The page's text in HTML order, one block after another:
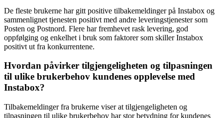
De fleste brukerne har gitt positive tilbakemeldinger på Instabox og
sammenlignet tjenesten positivt med andre leveringstjenester som
Posten og Postnord. Flere har fremhevet rask levering, god
oppfølging og enkelhet i bruk som faktorer som skiller Instabox
positivt ut fra konkurrentene.
Hvordan påvirker tilgjengeligheten og tilpasningen
til ulike brukerbehov kundenes opplevelse med
Instabox?
Tilbakemeldinger fra brukerne viser at tilgjengeligheten og
tilpasningen til ulike brukerbehov har stor betydning for kundenes